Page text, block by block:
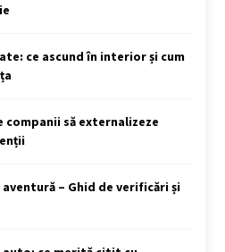
ce ascund în interior și cum
companii să externalizeze
– Ghid de verificări și